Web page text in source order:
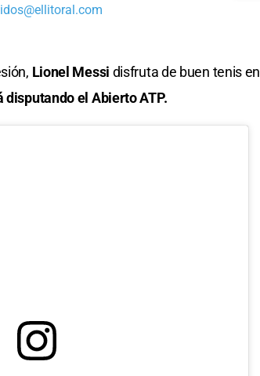
Lionel Messi disfruta de buen tenis en
disputando el Abierto ATP.